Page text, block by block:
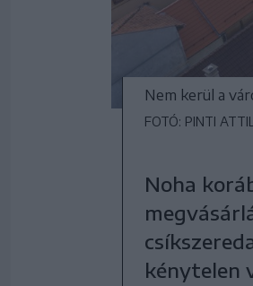
Nem kerül a
FOTÓ: PINTI
Noha
kénytelen